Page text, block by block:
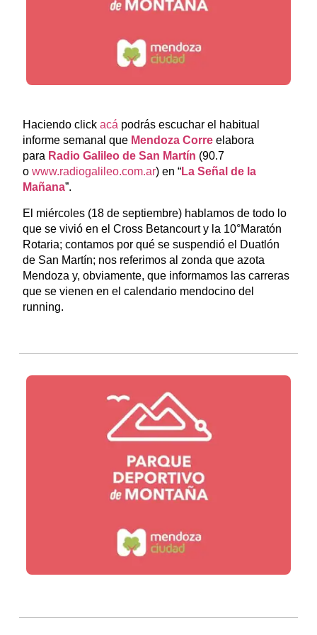
Haciendo click acá podrás escuchar el habitual
informe semanal que Mendoza Correelabora
para Radio Galileo de San Martín (90.7
o www.radiogalileo.com.ar) en “La Señal de la
Mañana”.
El miércoles (18 de septiembre) hablamos de todo lo
que se vivió en el Cross Betancourt y la 10°Maratón
Rotaria; contamos por qué se suspendió el Duatlón
de San Martín; nos referimos al zonda que azota
Mendoza y, obviamente, que informamos las carreras
que se vienen en el calendario mendocino del
running.